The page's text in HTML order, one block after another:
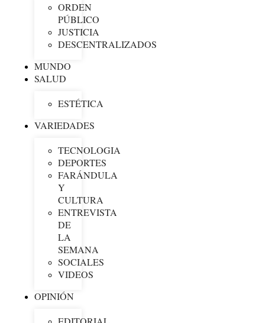
ORDEN
PÚBLICO
JUSTICIA
DESCENTRALIZADOS
MUNDO
SALUD
ESTÉTICA
VARIEDADES
TECNOLOGIA
DEPORTES
FARÁNDULA
Y
CULTURA
ENTREVISTA
DE
LA
SEMANA
SOCIALES
VIDEOS
OPINIÓN